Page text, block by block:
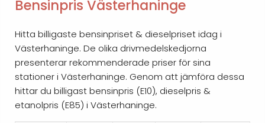
Bensinpris Västerhaninge
Hitta billigaste bensinpriset & dieselpriset idag i
Västerhaninge. De olika drivmedelskedjorna
presenterar rekommenderade priser för sina
stationer i Västerhaninge. Genom att jämföra dessa
hittar du billigast bensinpris (E10), dieselpris &
etanolpris (E85) i Västerhaninge.